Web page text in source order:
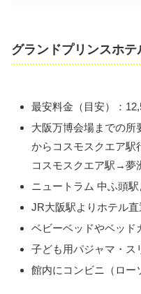
グランドプリンスホテ
最安料金（目安）：
大阪万博会場までの所
からコスモスクエア
コスモスクエア駅→夢
ニュートラム 中ふ頭
JR大阪駅よりホテル
ベビーベッドやベッド
子ども用パジャマ・ス
館内にコンビニ（ロー